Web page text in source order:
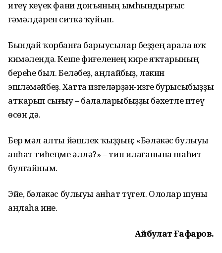
итеү кеүек фани донъяның ымһындырғыс
ғәмәлдәрен ситкә ҡуйып.
Бындай ҡорбанға барыусылар беҙҙең арала юҡ
кимәлендә. Кеше фиғеленең кире яҡтарының
береһе был. Беләбеҙ, аңлайбыҙ, ләкин
эшләмәйбеҙ. Хатта изгеләрҙән-изге бурысыбыҙҙы
атҡарып сығыу – балаларыбыҙҙы бәхетле итеү
өсөн дә.
Бер мәл алты йәшлек ҡыҙҙың: «Бәләкәс булыуы
анһат тиһеңме әллә?» – тип илағанына шаһит
булғайным.
Эйе, бәләкәс булыуы анһат түгел. Ололар шуны
аңлаһа ине.
Айбулат Ғафаров.